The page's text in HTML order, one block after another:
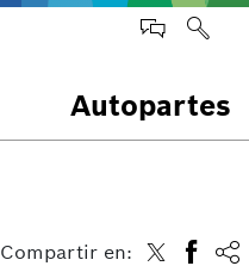
Autopartes
Compartir en: